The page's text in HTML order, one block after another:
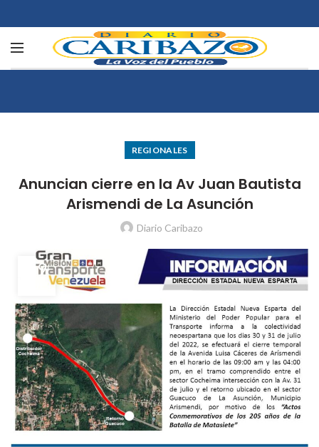
REGIONALES
Anuncian cierre en la Av Juan Bautista
Arismendi de La Asunción
Diario Caribazo
29